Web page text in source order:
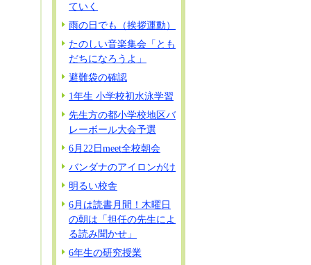
ていく
雨の日でも（挨拶運動）
たのしい音楽集会「とも
だちになろうよ」
避難袋の確認
1年生 小学校初水泳学習
先生方の都小学校地区バ
レーボール大会予選
6月22日meet全校朝会
バンダナのアイロンがけ
明るい校舎
6月は読書月間！木曜日
の朝は「担任の先生によ
る読み聞かせ」
6年生の研究授業